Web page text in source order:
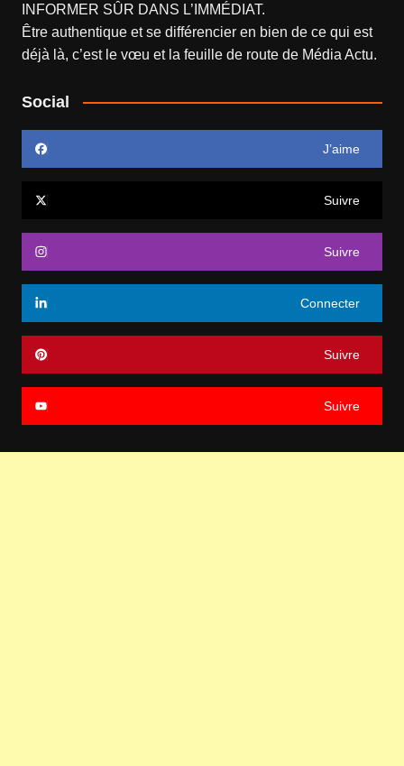
INFORMER SÛR DANS L’IMMÉDIAT.
Être authentique et se différencier en bien de ce qui est
déjà là, c’est le vœu et la feuille de route de Média Actu.
Social
J’aime
Suivre
Suivre
Connecter
Suivre
Suivre